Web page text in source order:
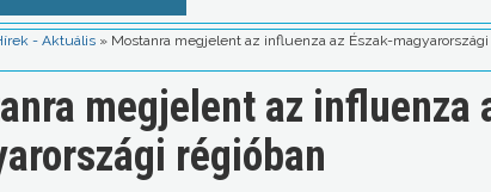
- Aktuális » Mostanra megjelent az influenza az Észak-magyarországi
megjelent az influenza
régióban